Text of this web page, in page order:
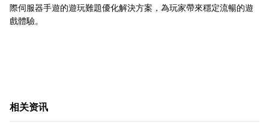
際伺服器手遊的遊玩難題優化解決方案，為玩家帶來穩定流暢的遊
戲體驗。
相关资讯